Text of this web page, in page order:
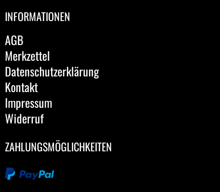
INFORMATIONEN
AGB
Merkzettel
Datenschutzerklärung
Kontakt
Impressum
Widerruf
ZAHLUNGSMÖGLICHKEITEN